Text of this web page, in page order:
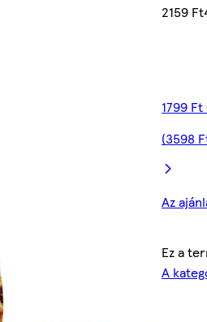
2159 Ft
1799
(3598
Az
Ez a
A